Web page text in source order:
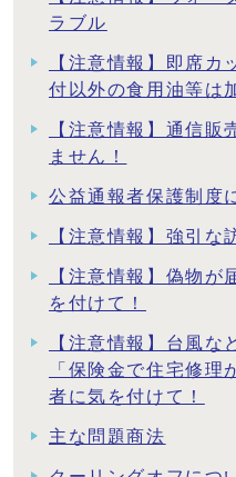
ラブル
【注意情報】即席カ
付以外の食用油等は
【注意情報】通信販
ません！
公益通報者保護制度
【注意情報】強引な
【注意情報】偽物が
を付けて！
【注意情報】台風な
「保険金で住宅修理
者に気を付けて！
主な問題商法